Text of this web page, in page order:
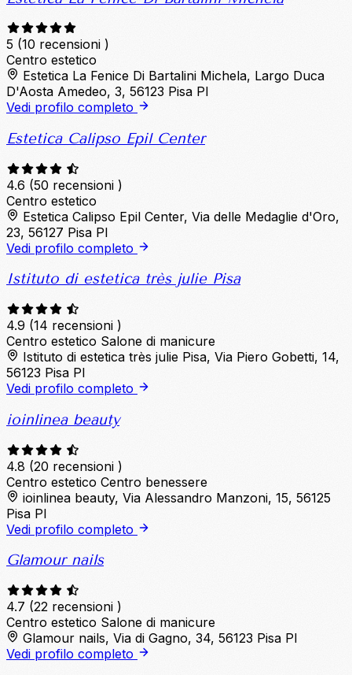
5 (10 recensioni )
Centro estetico
Estetica La Fenice Di Bartalini Michela, Largo Duca
D'Aosta Amedeo, 3, 56123 Pisa PI
Vedi profilo completo
Estetica Calipso Epil Center
4.6 (50 recensioni )
Centro estetico
Estetica Calipso Epil Center, Via delle Medaglie d'Oro,
23, 56127 Pisa PI
Vedi profilo completo
Istituto di estetica très julie Pisa
4.9 (14 recensioni )
Centro estetico Salone di manicure
Istituto di estetica très julie Pisa, Via Piero Gobetti, 14,
56123 Pisa PI
Vedi profilo completo
ioinlinea beauty
4.8 (20 recensioni )
Centro estetico Centro benessere
ioinlinea beauty, Via Alessandro Manzoni, 15, 56125
Pisa PI
Vedi profilo completo
Glamour nails
4.7 (22 recensioni )
Centro estetico Salone di manicure
Glamour nails, Via di Gagno, 34, 56123 Pisa PI
Vedi profilo completo